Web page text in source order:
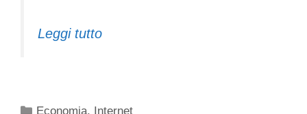
Leggi tutto
Categorie
Economia,
Internet